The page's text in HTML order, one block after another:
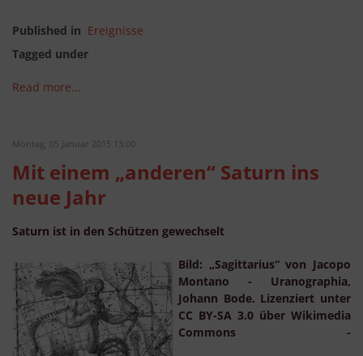
Published in Ereignisse
Tagged under
Read more...
Montag, 05 Januar 2015 13:00
Mit einem „anderen“ Saturn ins
neue Jahr
Saturn ist in den Schützen gewechselt
Bild: „Sagittarius“ von Jacopo
Montano - Uranographia,
Johann Bode. Lizenziert unter
CC BY-SA 3.0 über Wikimedia
Commons -